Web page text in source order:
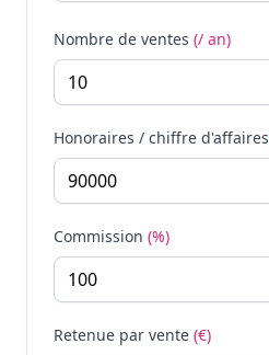
Nombre de ventes (/ an)
Honoraires / chiffre d'affaires
Commission (%)
Retenue par vente (€)